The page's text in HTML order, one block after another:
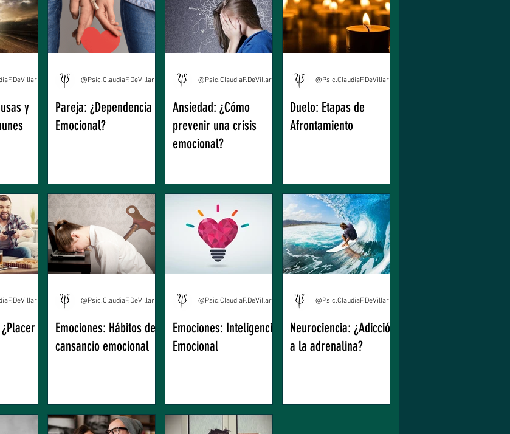
y
Pareja: ¿Dependencia
Emocional?
Ansiedad: ¿Cómo
prevenir una crisis
emocional?
Duelo: Etapas de
Afrontamiento
y
Emociones: Hábitos del
cansancio emocional
Emociones: Inteligencia
Emocional
Neurociencia: ¿Adicción
a la adrenalina?